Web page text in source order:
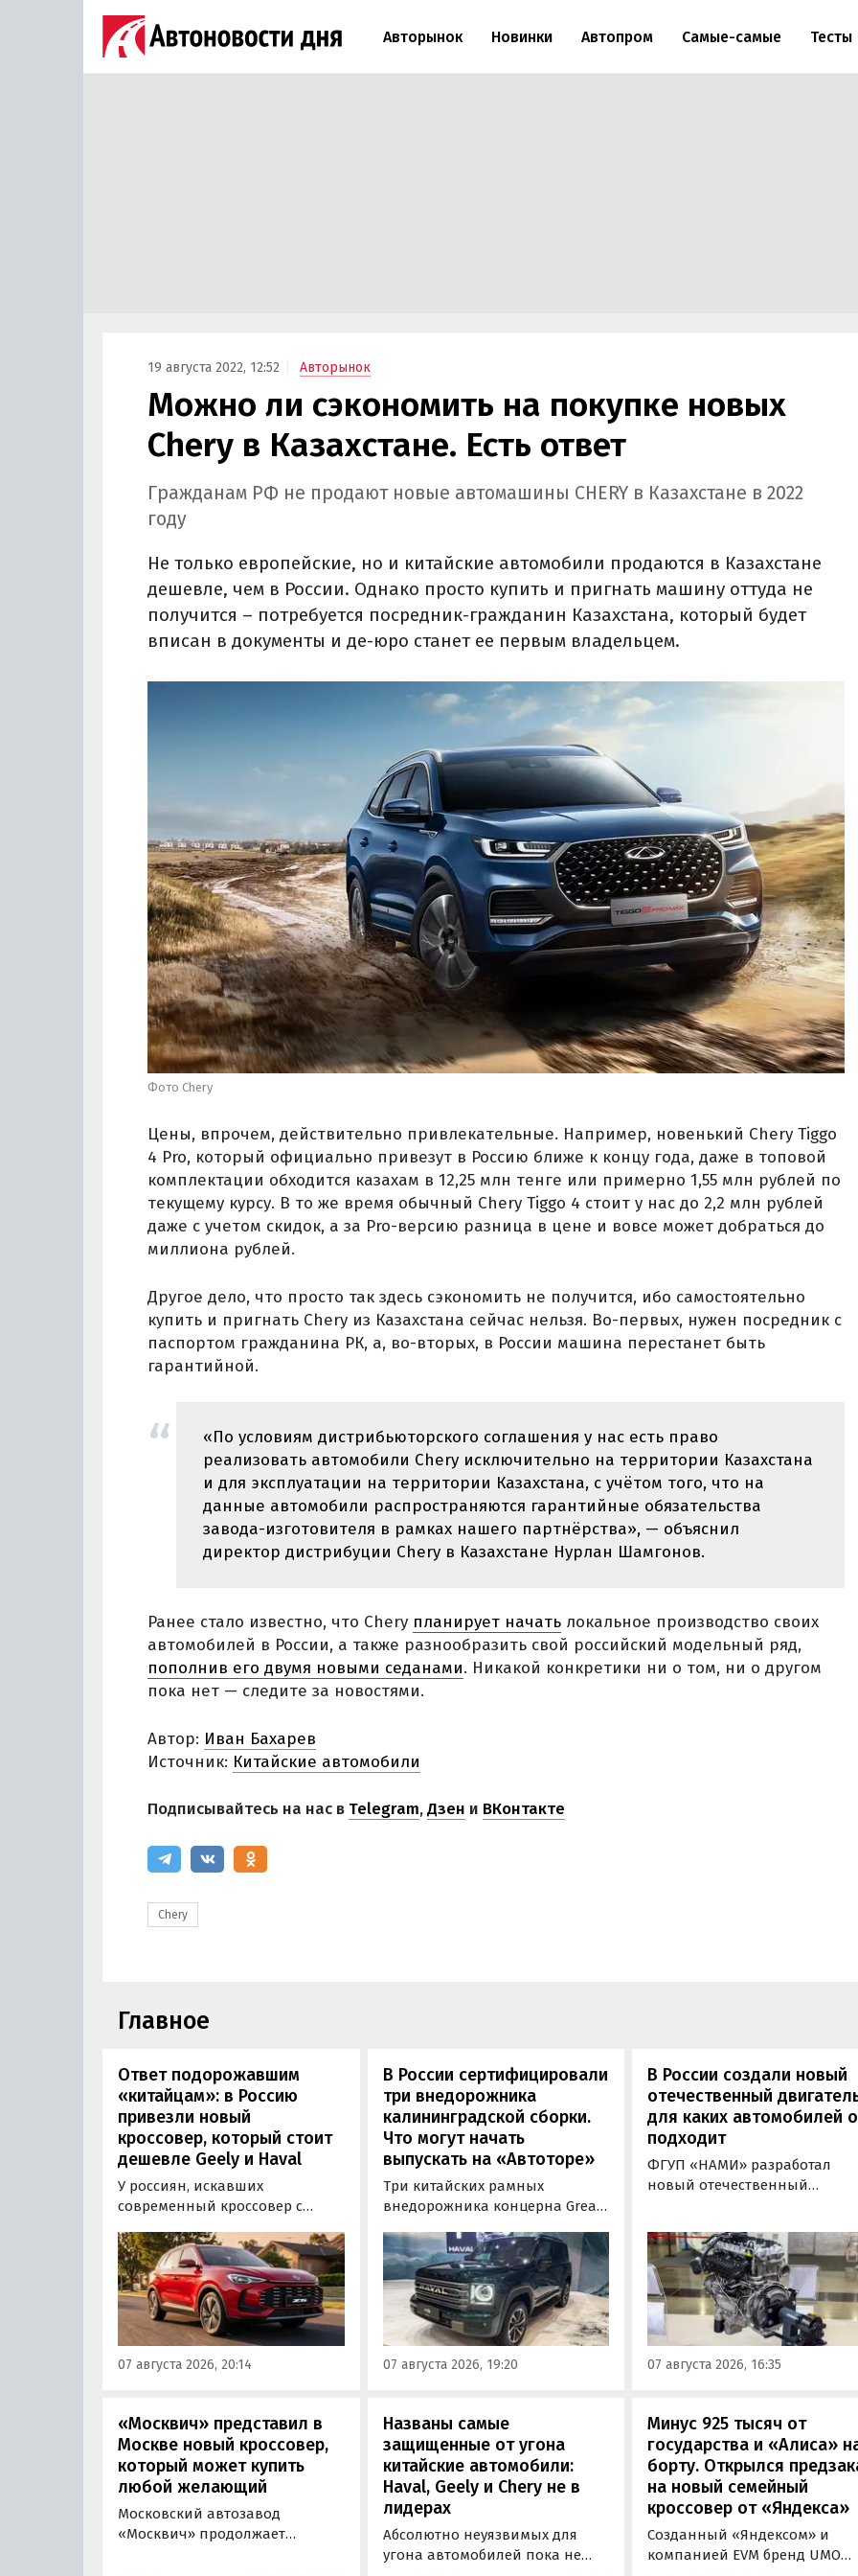
Авторынок Новинки Автопром Самые-самые Тесты
19 августа 2022, 12:52 Авторынок
Можно ли сэкономить на покупке новых
Chery в Казахстане. Есть ответ
Гражданам РФ не продают новые автомашины CHERY в Казахстане в 2022
году
Не только европейские, но и китайские автомобили продаются в Казахстане
дешевле, чем в России. Однако просто купить и пригнать машину оттуда не
получится – потребуется посредник-гражданин Казахстана, который будет
вписан в документы и де-юро станет ее первым владельцем.
Фото Chery
Цены, впрочем, действительно привлекательные. Например, новенький Chery Tiggo
4 Pro, который официально привезут в Россию ближе к концу года, даже в топовой
комплектации обходится казахам в 12,25 млн тенге или примерно 1,55 млн рублей по
текущему курсу. В то же время обычный Chery Tiggo 4 стоит у нас до 2,2 млн рублей
даже с учетом скидок, а за Pro-версию разница в цене и вовсе может добраться до
миллиона рублей.
Другое дело, что просто так здесь сэкономить не получится, ибо самостоятельно
купить и пригнать Chery из Казахстана сейчас нельзя. Во-первых, нужен посредник с
паспортом гражданина РК, а, во-вторых, в России машина перестанет быть
гарантийной.
«По условиям дистрибьюторского соглашения у нас есть право
реализовать автомобили Chery исключительно на территории Казахстана
и для эксплуатации на территории Казахстана, с учётом того, что на
данные автомобили распространяются гарантийные обязательства
завода-изготовителя в рамках нашего партнёрства», — объяснил
директор дистрибуции Chery в Казахстане Нурлан Шамгонов.
Ранее стало известно, что Chery планирует начать локальное производство своих
автомобилей в России, а также разнообразить свой российский модельный ряд,
пополнив его двумя новыми седанами. Никакой конкретики ни о том, ни о другом
пока нет — следите за новостями.
Автор: Иван Бахарев
Источник: Китайские автомобили
Подписывайтесь на нас в Telegram,Дзен и ВКонтакте
Chery
Главное
Ответ подорожавшим
«китайцам»: в Россию
привезли новый
кроссовер, который стоит
дешевле Geely и Haval
У россиян, искавших
современный кроссовер с
доступной цене, теперь есть
еще один вариант с китайского
рынка — MG ZS. В Китае он
стоит от 900 000 рублей по
текущему курсу, а в РФ с учетом
всех расходов за него нужно
отдать минимум 1 500 000
07 августа 2026, 20:14
В России сертифицировали
три внедорожника
калининградской сборки.
Что могут начать
выпускать на «Автоторе»
Три китайских рамных
внедорожника концерна Great
калининградском заводе
«Автотор». Речь о Haval H9,
Tank 400 и Tank 500, которые
успешно прошли
сертификацию и получили
Одобрения типа
транспортного средства (ОТТС).
07 августа 2026, 19:20
В России создали новый
отечественный
для каких автомобилей
подходит
ФГУП «НАМИ» разработал
новый отечественный
получивший индекс 414320.
Корреспонденту
«Автоновостей дня» удалось
лично ознакомиться с
новинкой на выставке
«Иннопром» в
07 августа 2026, 16:35
«Москвич» представил в
Москве новый кроссовер,
который может купить
любой желающий
Московский автозавод
«Москвич» продолжает
Названы самые
защищенные от угона
китайские автомобили:
Haval, Geely и Chery не в
лидерах
Абсолютно неуязвимых для
угона автомобилей пока не
Минус 925 тысяч от
государства и «Алиса»
борту. Открылся
на новый семейный
кроссовер от «Яндекса»
Созданный «Яндексом» и
компанией EVM бренд UMO